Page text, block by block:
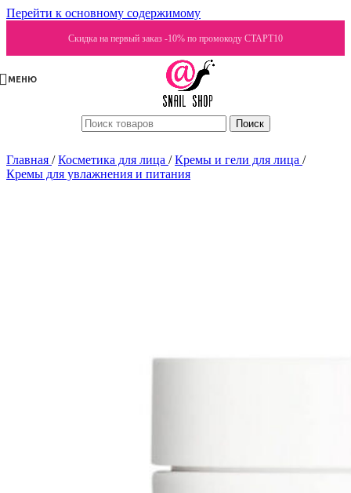
Перейти к основному содержимому
Скидка на первый заказ -10% по промокоду СТАРТ10
МЕНЮ
Поиск
Главная / Косметика для лица / Кремы и гели для лица /
Кремы для увлажнения и питания